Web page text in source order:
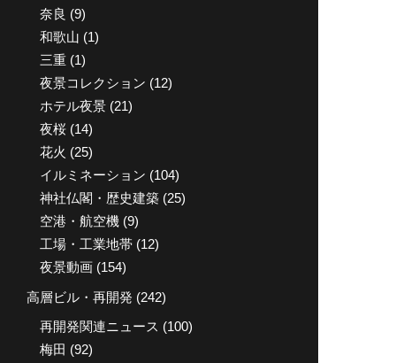
奈良 (9)
和歌山 (1)
三重 (1)
夜景コレクション (12)
ホテル夜景 (21)
夜桜 (14)
花火 (25)
イルミネーション (104)
神社仏閣・歴史建築 (25)
空港・航空機 (9)
工場・工業地帯 (12)
夜景動画 (154)
高層ビル・再開発 (242)
再開発関連ニュース (100)
梅田 (92)